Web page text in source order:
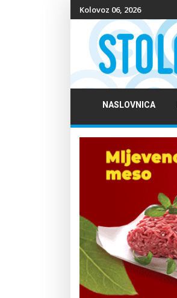
Kolovoz 06, 2026
NASLOVNICA